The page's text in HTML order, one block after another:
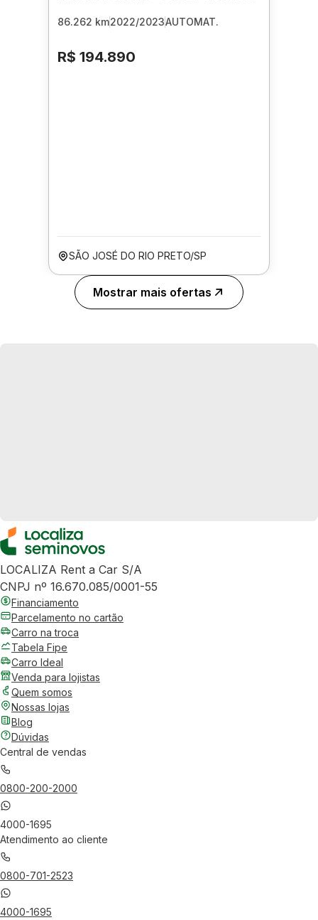
86.262 km2022/2023AUTOMAT.
R$ 194.890
SÃO JOSÉ DO RIO PRETO/SP
Mostrar mais ofertas
LOCALIZA Rent a Car S/A
CNPJ nº 16.670.085/0001-55
Financiamento
Parcelamento no cartão
Carro na troca
Tabela Fipe
Carro Ideal
Venda para lojistas
Quem somos
Nossas lojas
Blog
Dúvidas
Central de vendas
0800-200-2000
4000-1695
Atendimento ao cliente
0800-701-2523
4000-1695